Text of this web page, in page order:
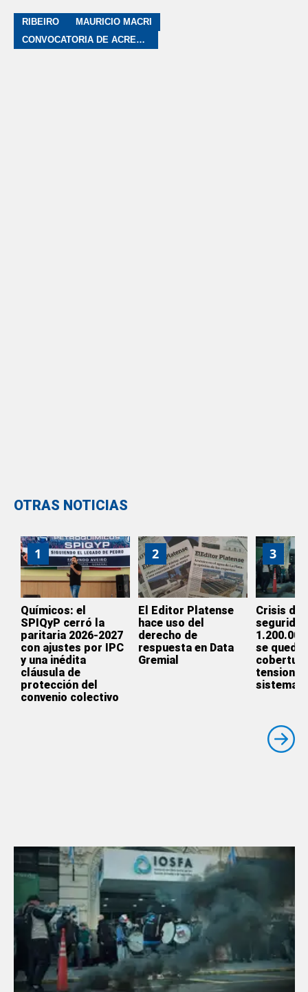
RIBEIRO
MAURICIO MACRI
CONVOCATORIA DE ACREEDORES
OTRAS NOTICIAS
1
Químicos: el
SPIQyP cerró la
paritaria 2026-2027
con ajustes por IPC
y una inédita
cláusula de
protección del
convenio colectivo
2
El Editor Platense
hace uso del
derecho de
respuesta en Data
Gremial
3
Crisis de
se
sistema